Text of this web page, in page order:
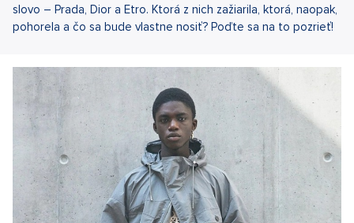
slovo – Prada, Dior a Etro. Ktorá z nich zažiarila, ktorá, naopak,
pohorela a čo sa bude vlastne nosiť? Poďte sa na to pozrieť!